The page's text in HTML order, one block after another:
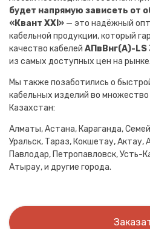
будет напрямую зависеть от
«Квант XXI» — это надёжный
кабельной продукции, который
качество кабелей АПвВнг(A)-LS
из самых доступных цен на рынке.
Мы также позаботились о
кабельных изделий во
Казахстан:
Алматы, Астана, Караганда,
Уральск, Тараз, Кокшетау, Актау,
Павлодар, Петропавловск, Усть-
Атырау, и другие города.